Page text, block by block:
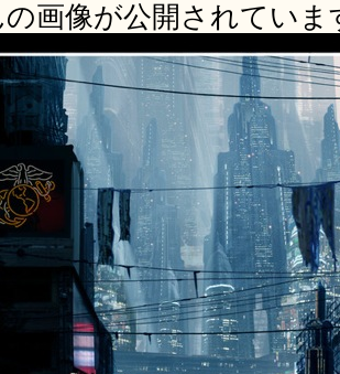
画像が公開されていま